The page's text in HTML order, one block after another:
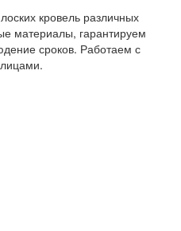
кровель различных
материалы, гарантируем
сроков. Работаем с